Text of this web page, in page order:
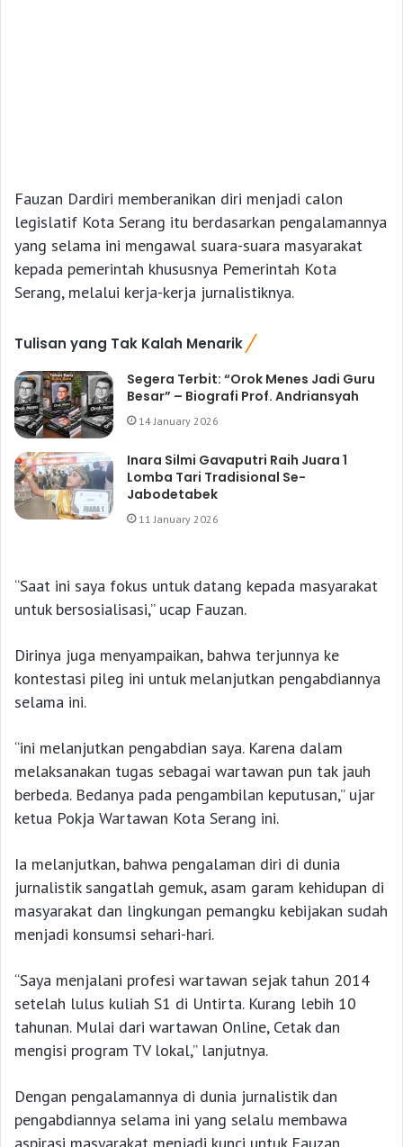
Fauzan Dardiri memberanikan diri menjadi calon
legislatif Kota Serang itu berdasarkan pengalamannya
yang selama ini mengawal suara-suara masyarakat
kepada pemerintah khususnya Pemerintah Kota
Serang, melalui kerja-kerja jurnalistiknya.
Tulisan yang Tak Kalah Menarik
Segera Terbit: “Orok Menes Jadi Guru
Besar” – Biografi Prof. Andriansyah
14 January 2026
Inara Silmi Gavaputri Raih Juara 1
Lomba Tari Tradisional Se-
Jabodetabek
11 January 2026
“Saat ini saya fokus untuk datang kepada masyarakat
untuk bersosialisasi,” ucap Fauzan.
Dirinya juga menyampaikan, bahwa terjunnya ke
kontestasi pileg ini untuk melanjutkan pengabdiannya
selama ini.
“ini melanjutkan pengabdian saya. Karena dalam
melaksanakan tugas sebagai wartawan pun tak jauh
berbeda. Bedanya pada pengambilan keputusan,” ujar
ketua Pokja Wartawan Kota Serang ini.
Ia melanjutkan, bahwa pengalaman diri di dunia
jurnalistik sangatlah gemuk, asam garam kehidupan di
masyarakat dan lingkungan pemangku kebijakan sudah
menjadi konsumsi sehari-hari.
“Saya menjalani profesi wartawan sejak tahun 2014
setelah lulus kuliah S1 di Untirta. Kurang lebih 10
tahunan. Mulai dari wartawan Online, Cetak dan
mengisi program TV lokal,” lanjutnya.
Dengan pengalamannya di dunia jurnalistik dan
pengabdiannya selama ini yang selalu membawa